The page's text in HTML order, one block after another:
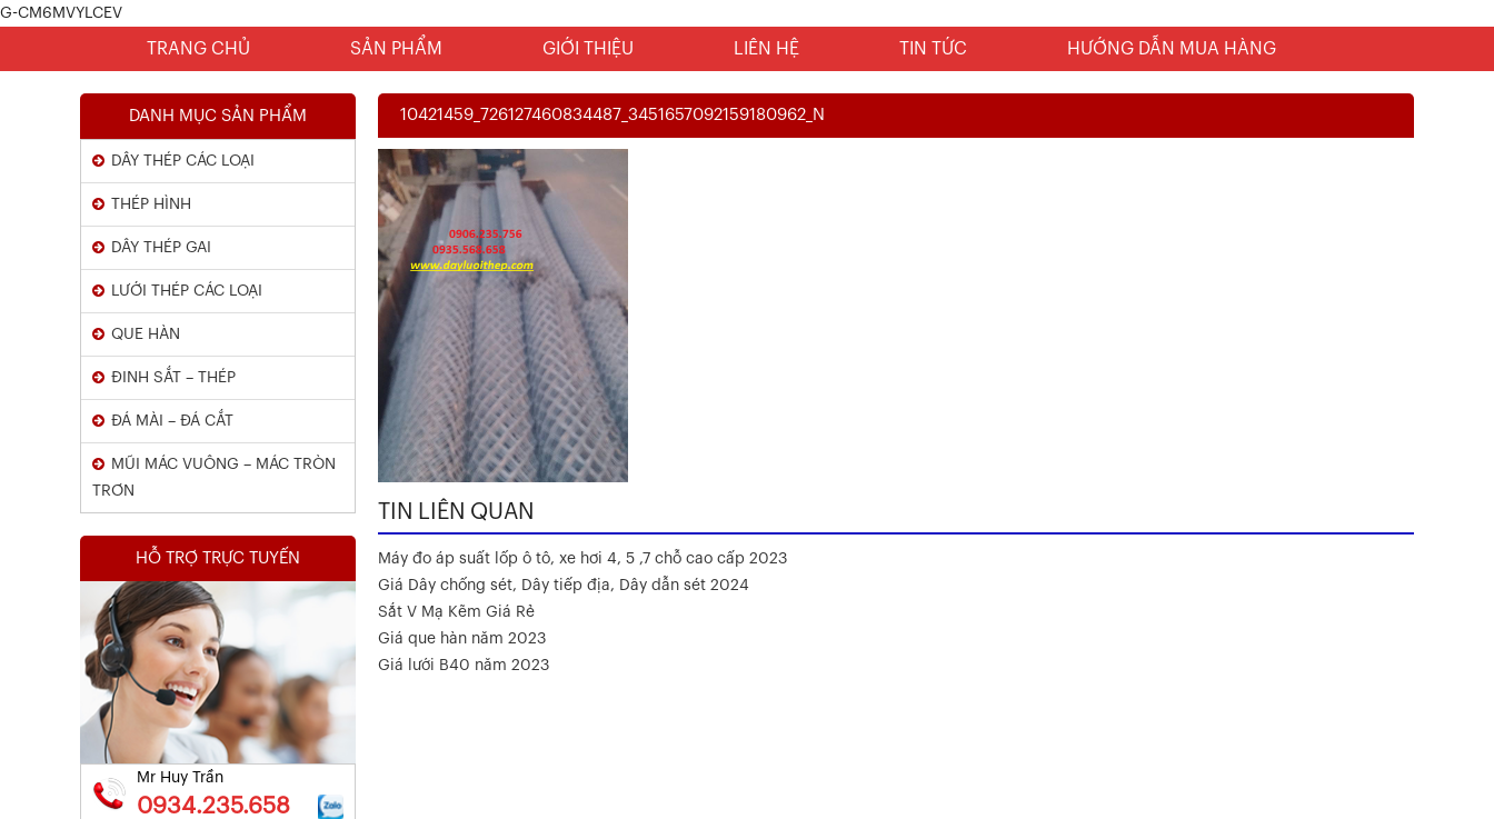
G-CM6MVYLCEV
TRANG CHỦ SẢN PHẨM GIỚI THIỆU LIÊN HỆ TIN TỨC HƯỚNG DẪN MUA HÀNG
10421459_726127460834487_3451657092159180962_N
TIN LIÊN QUAN
Máy đo áp suất lốp ô tô, xe hơi 4, 5 ,7 chỗ cao cấp 2023
Giá Dây chống sét, Dây tiếp địa, Dây dẫn sét 2024
Sắt V Mạ Kẽm Giá Rẻ
Giá que hàn năm 2023
Giá lưới B40 năm 2023
DANH MỤC SẢN PHẨM
DÂY THÉP CÁC LOẠI
THÉP HÌNH
DÂY THÉP GAI
LƯỚI THÉP CÁC LOẠI
QUE HÀN
ĐINH SẮT – THÉP
ĐÁ MÀI – ĐÁ CẮT
MŨI MÁC VUÔNG – MÁC TRÒN
TRƠN
HỖ TRỢ TRỰC TUYẾN
Mr Huy Trần
0934.235.658
Chứng Chỉ Dây Mạ Kẽm Nhúng
Nóng
Kết Quả Thử Nghiệm Lưới Tô Tường
Xem chi tiết